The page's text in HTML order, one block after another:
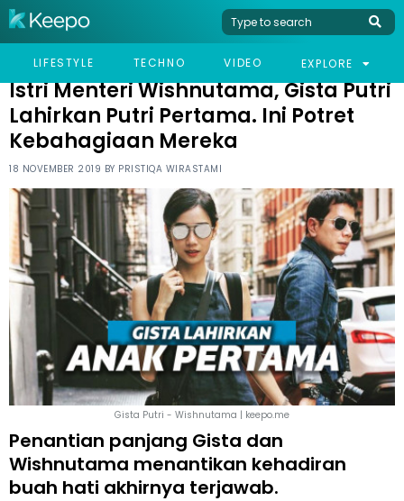
LIFESTYLE TECHNO VIDEO EXPLORE
HOME CELEB
ISTRI MENTERI WISHNUTAMA, GISTA PUTRI LAHIRKAN PUTRI
Istri Menteri Wishnutama, Gista Putri
Lahirkan Putri Pertama. Ini Potret
Kebahagiaan Mereka
18 NOVEMBER 2019 BY PRISTIQA WIRASTAMI
Gista Putri - Wishnutama | keepo.me
Penantian panjang Gista dan
Wishnutama menantikan kehadiran
buah hati akhirnya terjawab.